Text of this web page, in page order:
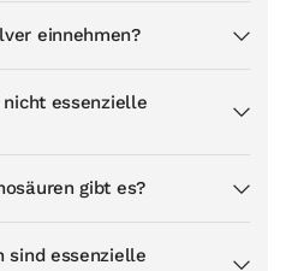
einnehmen?
essenzielle
gibt es?
sind essenzielle